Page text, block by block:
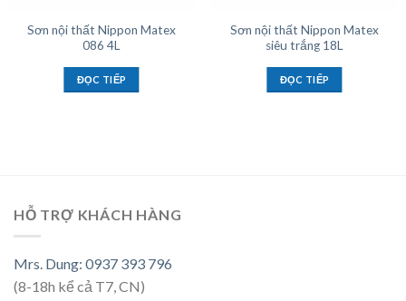
Sơn nội thất Nippon Matex
086 4L
ĐỌC TIẾP
Sơn nội thất Nippon Matex
siêu trắng 18L
ĐỌC TIẾP
HỖ TRỢ KHÁCH HÀNG
Mrs. Dung: 0937 393 796
(8-18h kể cả T7, CN)